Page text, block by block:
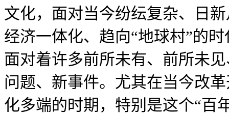
文化，面对当今纷纭复杂、日
经济一体化、趋向“地球村”的
面对着许多前所未有、前所未
问题、新事件。尤其在当今改
化多端的时期，特别是这个“百